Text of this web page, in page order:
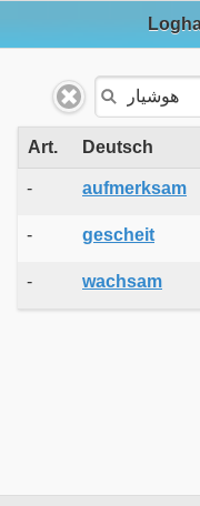
Art. Deutsch
- aufmerksam
- gescheit
- wachsam